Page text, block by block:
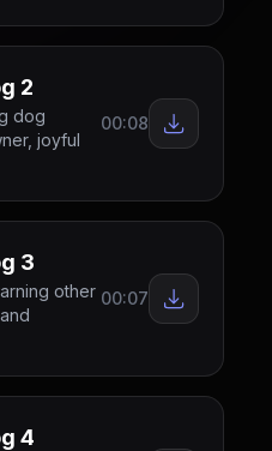
2
dog
joyful
00:08
3
other 00:07
4